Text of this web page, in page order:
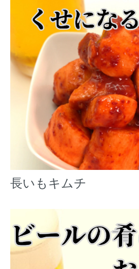
長いもキムチ